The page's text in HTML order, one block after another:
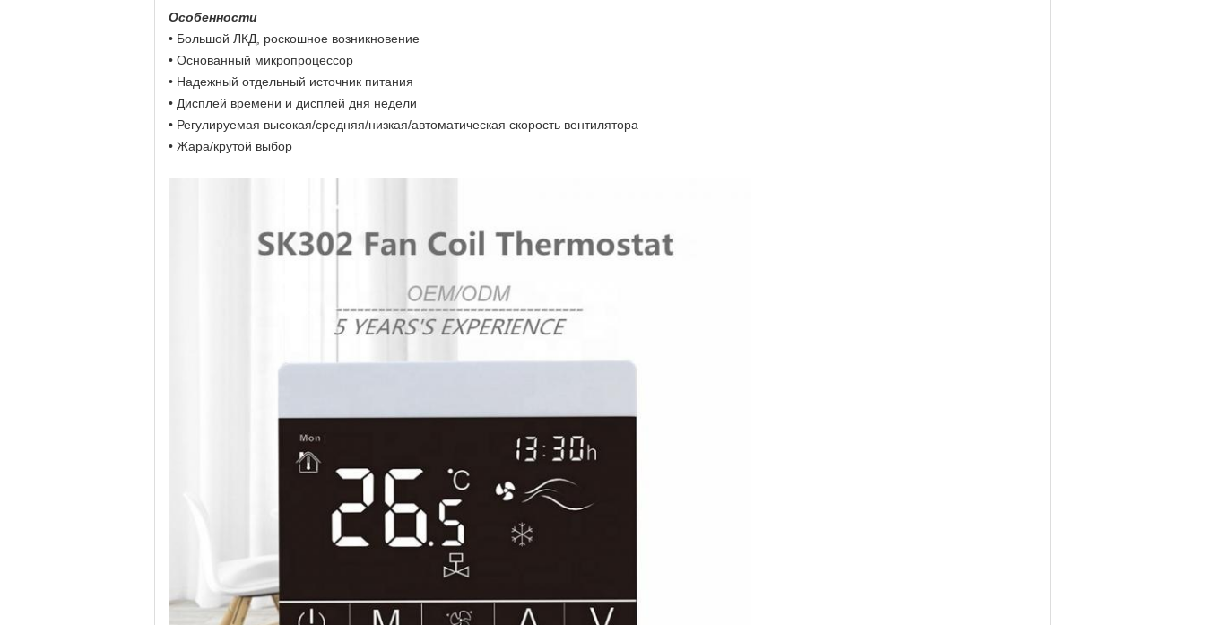
Особенности
• Большой ЛКД, роскошное возникновение
• Основанный микропроцессор
• Надежный отдельный источник питания
• Дисплей времени и дисплей дня недели
• Регулируемая высокая/средняя/низкая/автоматическая скорость вентилятора
• Жара/крутой выбор